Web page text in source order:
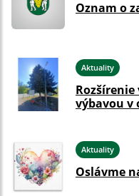
Oznam o
Aktuality
výbavou v
Aktuality
Oslávme